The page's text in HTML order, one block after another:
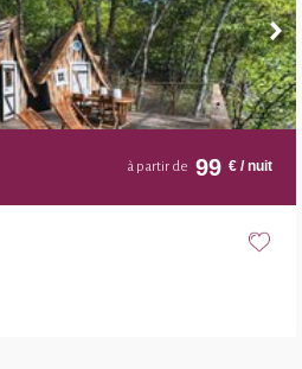
à partir de 99 € / nuit